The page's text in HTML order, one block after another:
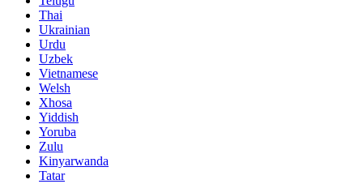
Thai
Ukrainian
Urdu
Uzbek
Vietnamese
Welsh
Xhosa
Yiddish
Yoruba
Zulu
Kinyarwanda
Tatar